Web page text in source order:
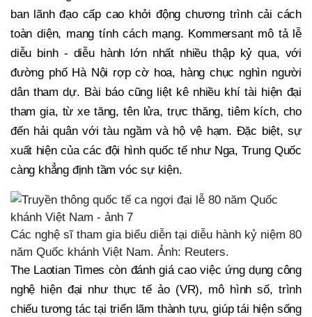
ban lãnh đạo cấp cao khởi động chương trình cải cách
toàn diện, mang tính cách mạng. Kommersant mô tả lễ
diễu binh - diễu hành lớn nhất nhiều thập kỷ qua, với
đường phố Hà Nội rợp cờ hoa, hàng chục nghìn người
dân tham dự. Bài báo cũng liệt kê nhiều khí tài hiện đại
tham gia, từ xe tăng, tên lửa, trực thăng, tiêm kích, cho
đến hải quân với tàu ngầm và hộ vệ hạm. Đặc biệt, sự
xuất hiện của các đội hình quốc tế như Nga, Trung Quốc
càng khẳng định tầm vóc sự kiện.
Các nghệ sĩ tham gia biểu diễn tại diễu hành kỷ niệm 80
năm Quốc khánh Việt Nam. Ảnh: Reuters.
The Laotian Times còn đánh giá cao việc ứng dụng công
nghệ hiện đại như thực tế ảo (VR), mô hình số, trình
chiếu tương tác tại triển lãm thành tựu, giúp tái hiện sống